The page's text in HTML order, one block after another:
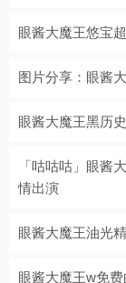
眼酱大魔王悠宝
图片分享：眼酱
眼酱大魔王黑历
「咕咕咕」眼酱
情出演
眼酱大魔王油光
眼酱大魔王w免